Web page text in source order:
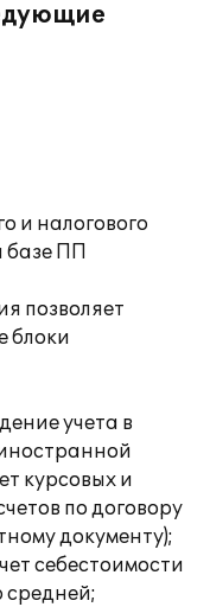
и налогового
базе ПП
позволяет
блоки
учета в
курсовых и
по договору
документу);
себестоимости